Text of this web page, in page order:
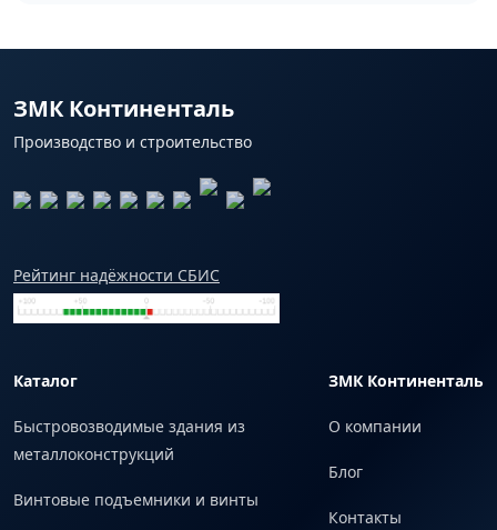
ЗМК Континенталь
Производство и строительство
Рейтинг надёжности СБИС
Каталог
Быстровозводимые здания из
металлоконструкций
Винтовые подъемники и винты
ЗМК Континенталь
О компании
Блог
Контакты